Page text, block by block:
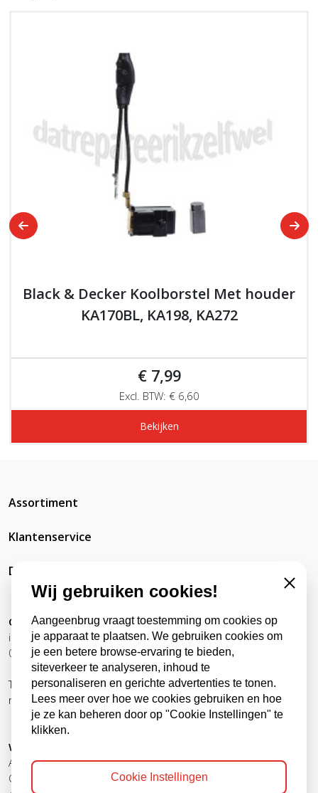
Black & Decker Koolborstel Met houder
KA170BL, KA198, KA272
€ 7,99
Excl. BTW: € 6,60
Bekijken
Assortiment
Klantenservice
DatRepareerIkZelfWel
Contact
info@datrepareerikzelfwel.nl
0118-570024
Telefonisch bereikbaar
ma t/m vr
9:00 - 12:00 uur
13:00 - 16:00 uur
Winkel, kantoor en afhaalpunt
Aangeenbrug Electro BV
Oude Zandweg 24
Wij gebruiken cookies!
Aangeenbrug vraagt toestemming om cookies op
je apparaat te plaatsen. We gebruiken cookies om
je een betere browse-ervaring te bieden,
siteverkeer te analyseren, inhoud te
personaliseren en gerichte advertenties te tonen.
Lees meer over hoe we cookies gebruiken en hoe
je ze kan beheren door op "Cookie Instellingen" te
klikken.
Close
Cookie Instellingen